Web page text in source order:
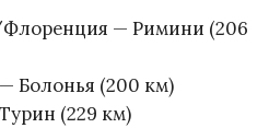
— Римини (206
Болонья (200 км)
(229 км)